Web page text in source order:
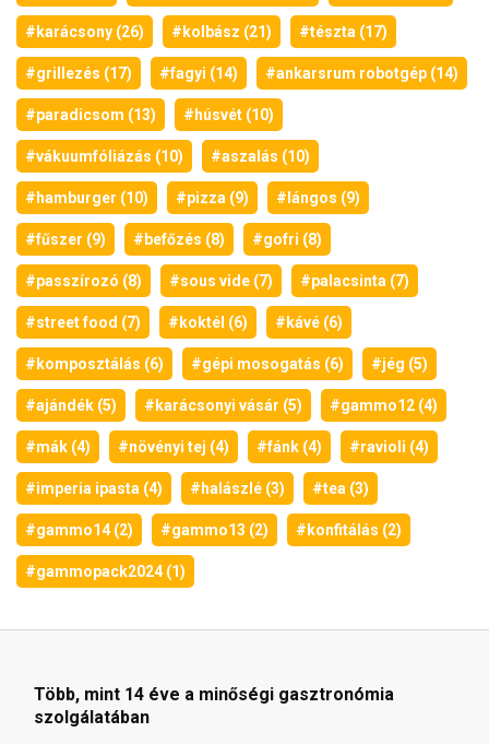
#karácsony (26) #kolbász (21) #tészta (17)
#grillezés (17) #fagyi (14) #ankarsrum robotgép (14)
#paradicsom (13) #húsvét (10)
#vákuumfóliázás (10) #aszalás (10)
#hamburger (10) #pizza (9) #lángos (9)
#fűszer (9) #befőzés (8) #gofri (8)
#passzírozó (8) #sous vide (7) #palacsinta (7)
#street food (7) #koktél (6) #kávé (6)
#komposztálás (6) #gépi mosogatás (6) #jég (5)
#ajándék (5) #karácsonyi vásár (5) #gammo12 (4)
#mák (4) #növényi tej (4) #fánk (4) #ravioli (4)
#imperia ipasta (4) #halászlé (3) #tea (3)
#gammo14 (2) #gammo13 (2) #konfitálás (2)
#gammopack2024 (1)
Több, mint 14 éve a minőségi gasztronómia
szolgálatában